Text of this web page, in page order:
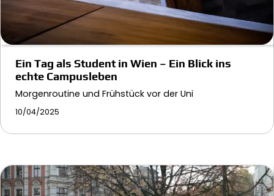
Ein Tag als Student in Wien – Ein Blick ins
echte Campusleben
Morgenroutine und Frühstück vor der Uni
10/04/2025